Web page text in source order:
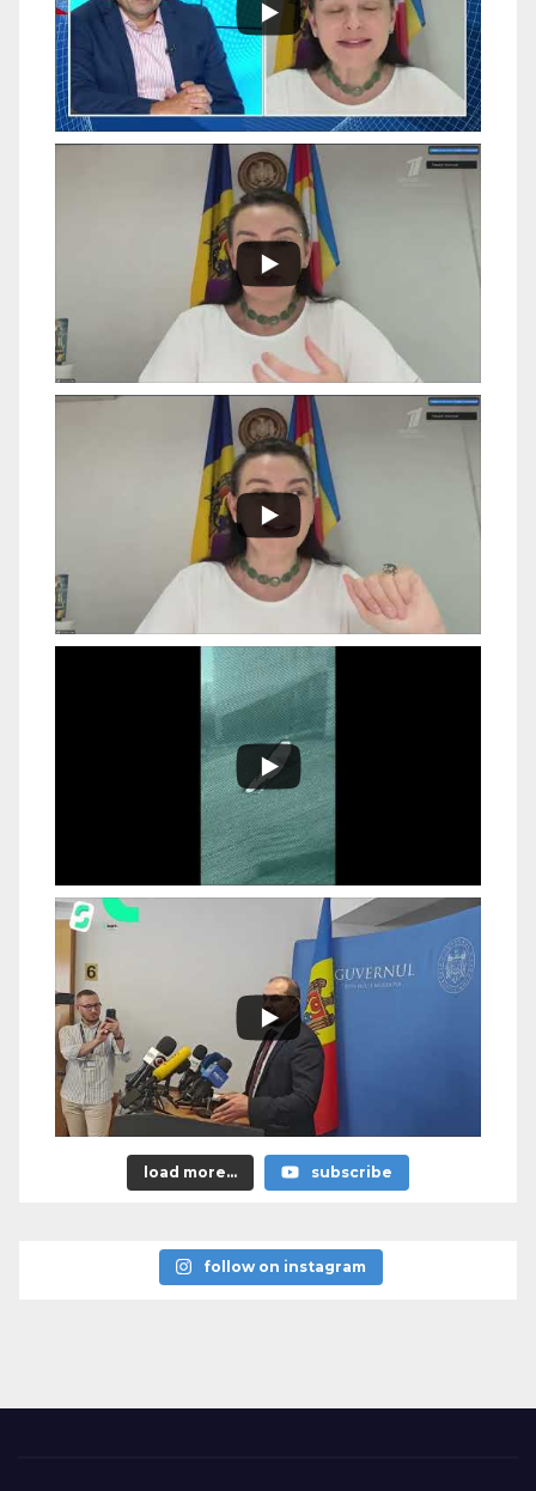
load more... subscribe
follow on instagram